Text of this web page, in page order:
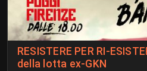
RESISTERE PER RI-
della lotta ex-GKN